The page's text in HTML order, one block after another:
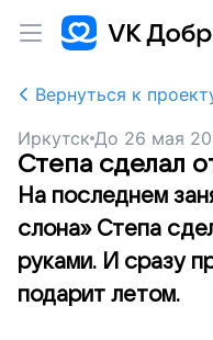
Вернуться к
Иркутск До 26 мая
Степа сделал
На последнем
слона» Степа
руками. И сразу
подарит летом.